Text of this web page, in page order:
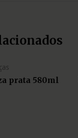
prata 580ml